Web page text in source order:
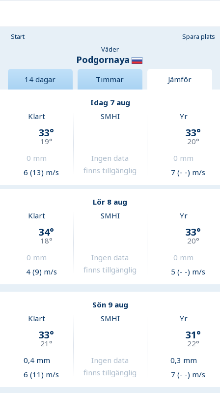
Start
Spara plats
Väder
Podgornaya
14 dagar Timmar Jämför
Idag 7 aug
Klart
33°
19°
0 mm
6 (13) m/s
SMHI
Ingen data
finns tillgänglig
Yr
33°
20°
0 mm
7 (- -) m/s
Lör 8 aug
Klart
34°
18°
0 mm
4 (9) m/s
SMHI
Ingen data
finns tillgänglig
Yr
33°
20°
0 mm
5 (- -) m/s
Sön 9 aug
Klart
33°
21°
0,4mm
6 (11) m/s
SMHI
Ingen data
finns tillgänglig
Yr
31°
22°
0,3 mm
7 (- -) m/s